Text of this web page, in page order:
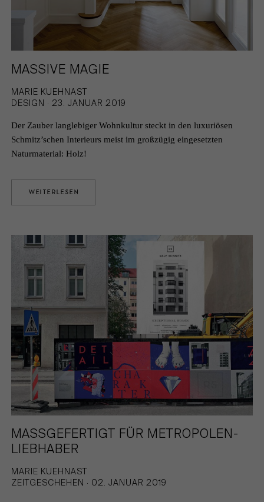
MASSIVE MAGIE
MARIE KUEHNAST
DESIGN · 23. JANUAR 2019
Der Zauber langlebiger Wohnkultur steckt in den luxuriösen
Schmitz’schen Interieurs meist im großzügig eingesetzten
Naturmaterial: Holz!
WEITERLESEN
MASSGEFERTIGT FÜR METROPOLEN-
LIEBHABER
MARIE KUEHNAST
ZEITGESCHEHEN · 02. JANUAR 2019